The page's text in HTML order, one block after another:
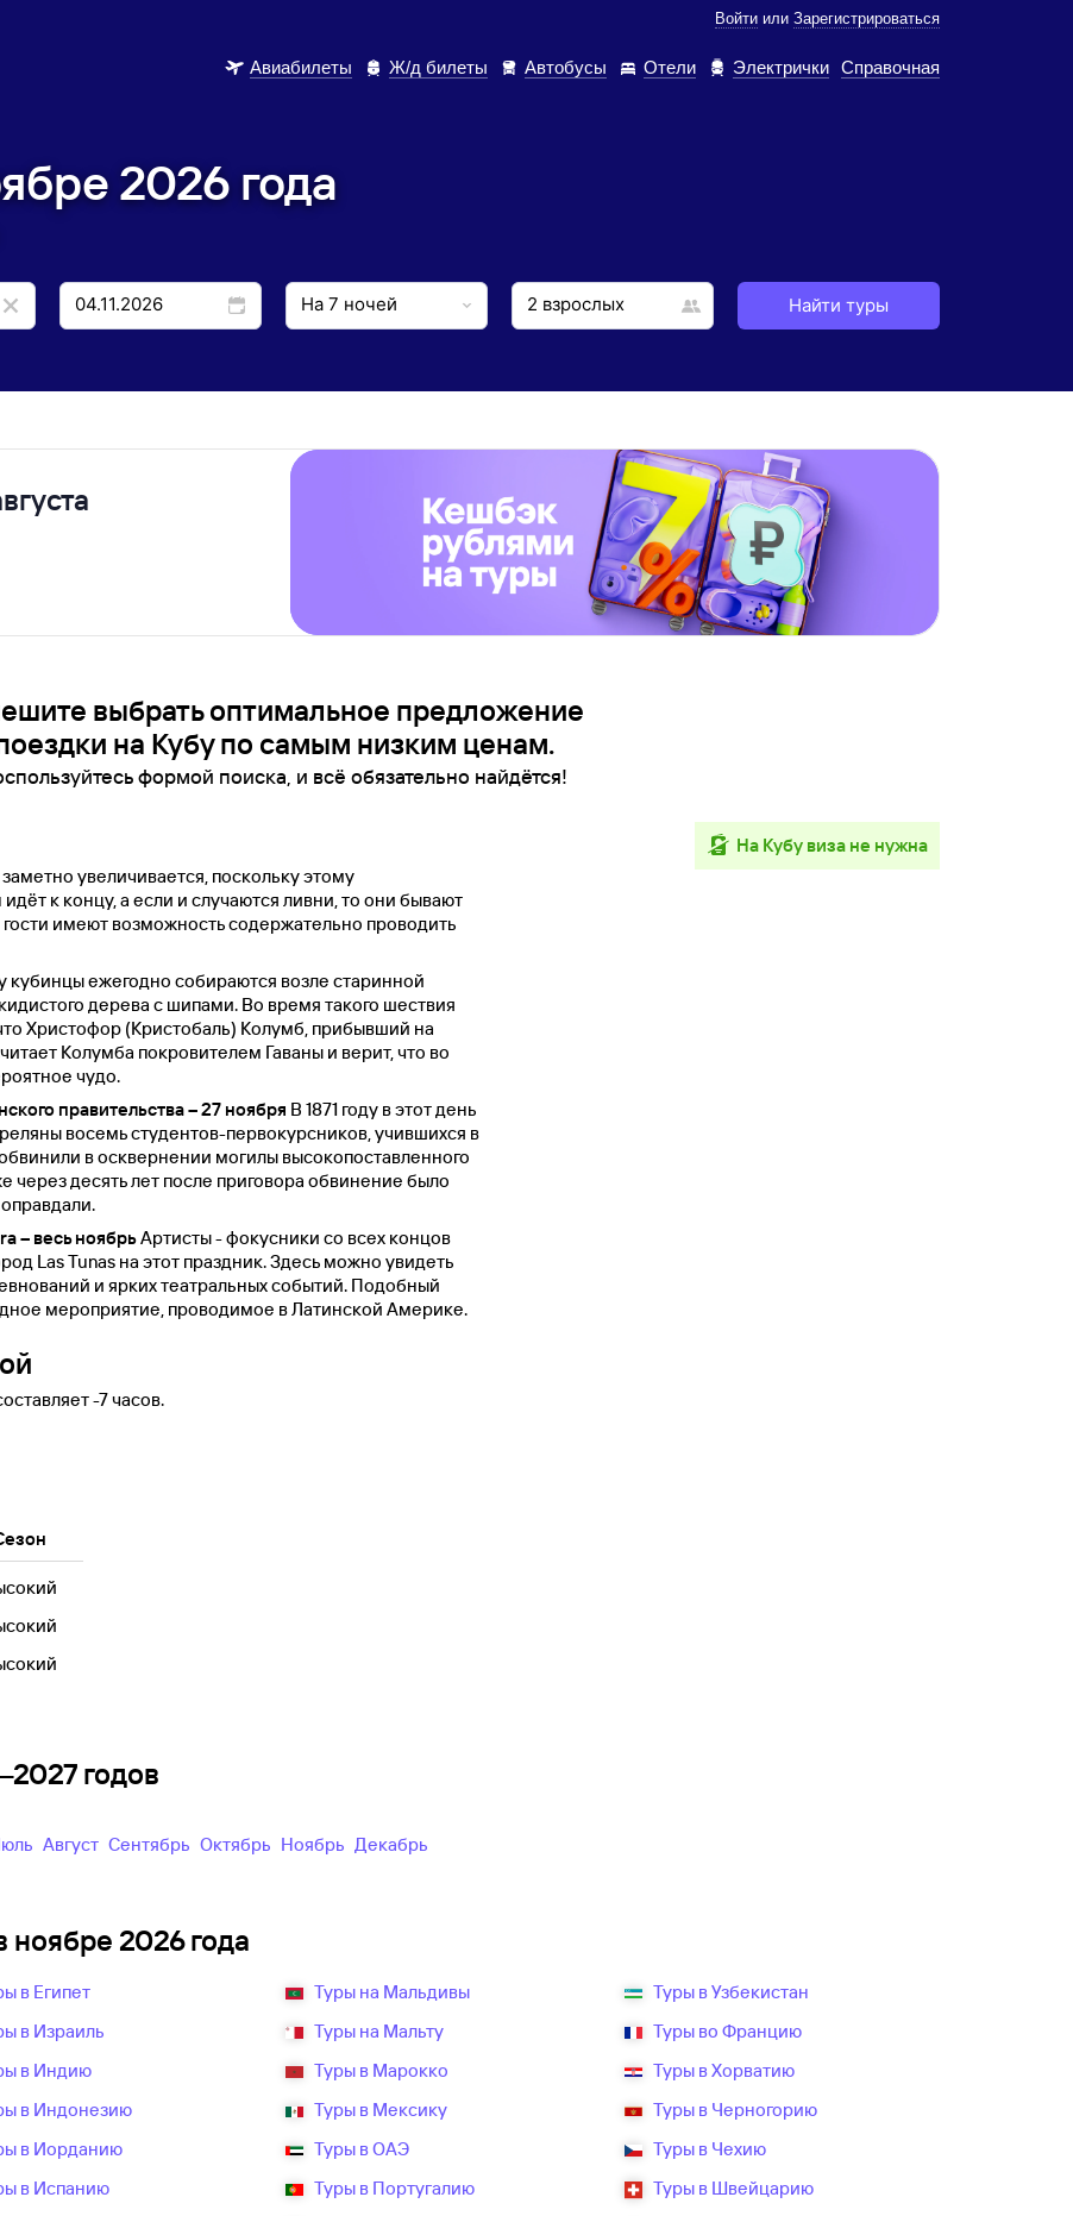
Войти или Зарегистрироваться
Авиабилеты Ж/д билеты Автобусы Отели Электрички Справочная
2026 года
Найти туры
выбрать оптимальное предложение
на Кубу по самым низким ценам.
формой поиска, и всё обязательно найдётся!
увеличивается, поскольку этому
к концу, а если и случаются ливни, то они бывают
имеют возможность содержательно проводить
кубинцы ежегодно собираются возле старинной
дерева с шипами. Во время такого шествия
Христофор (Кристобаль) Колумб, прибывший на
Колумба покровителем Гаваны и верит, что во
чудо.
правительства – 27 ноября В 1871 году в этот день
восемь студентов-первокурсников, учившихся в
в осквернении могилы высокопоставленного
через десять лет после приговора обвинение было
– весь ноябрьАртисты - фокусники со всех концов
Las Tunas на этот праздник. Здесь можно увидеть
и ярких театральных событий. Подобный
мероприятие, проводимое в Латинской Америке.
-7 часов.
на Кубу виза не нужна
годов
Июль Август Сентябрь Октябрь Ноябрь
Декабрь
ноябре 2026 года
в Египет
в Израиль
в Индию
в Индонезию
в Иорданию
в Испанию
Туры на Мальдивы
Туры на Мальту
Туры в Марокко
Туры в Мексику
Туры в ОАЭ
Туры в Португалию
Туры в Узбекистан
Туры во Францию
Туры в Хорватию
Туры в Черногорию
Туры в Чехию
Туры в Швейцарию